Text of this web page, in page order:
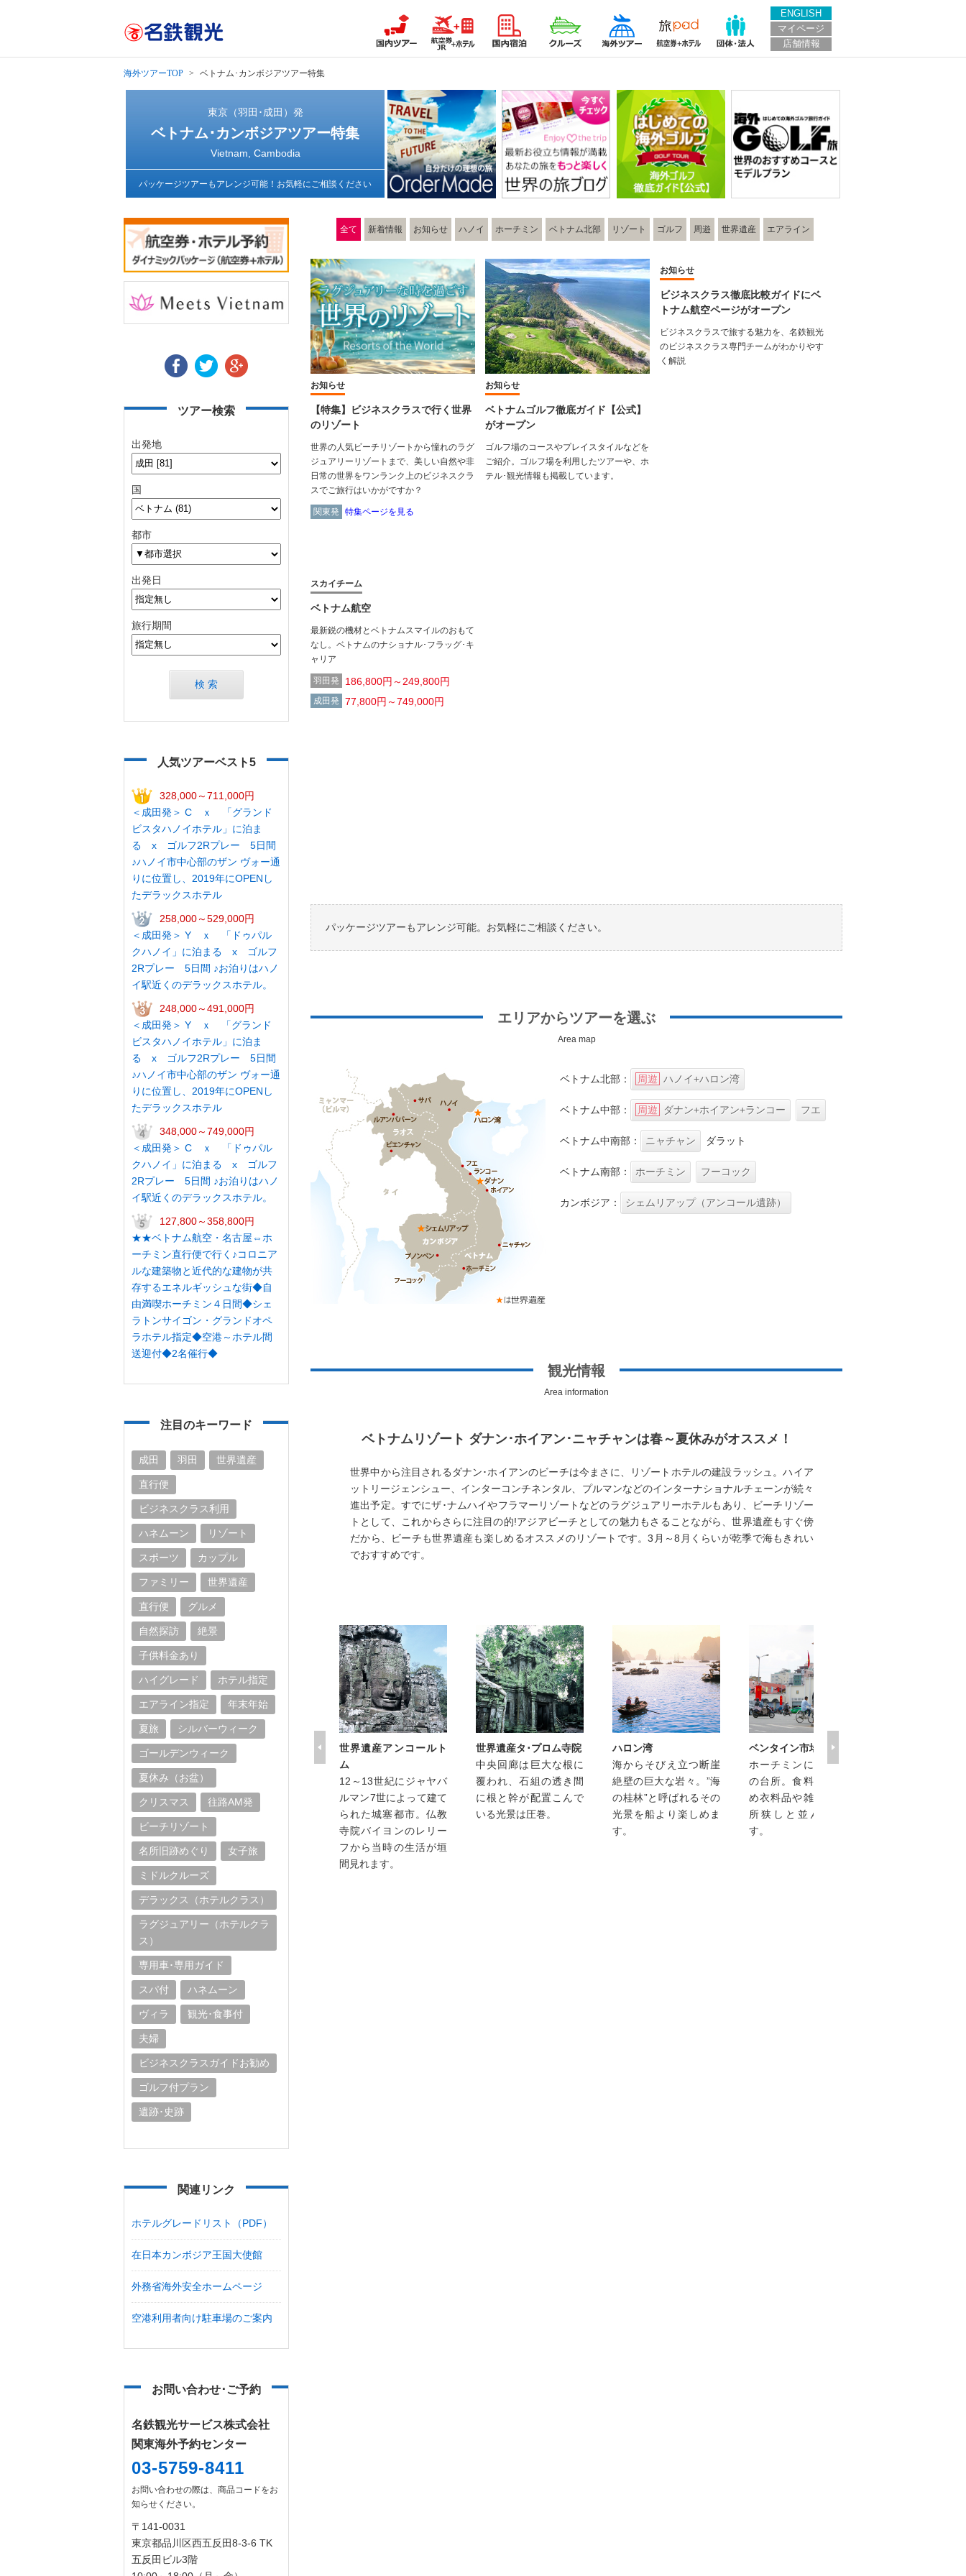
ENGLISH
マイページ
店舗情報
海外ツアーTOP ベトナム･カンボジアツアー特集
東京（羽田･成田）発
ベトナム･カンボジアツアー特集
Vietnam, Cambodia
パッケージツアーもアレンジ可能！お気軽にご相談ください
全て 新着情報 お知らせ ハノイ ホーチミン ベトナム北部 リゾート ゴルフ 周遊 世界遺産 エアライン
お知らせ
【特集】ビジネスクラスで行く世界
のリゾート
世界の人気ビーチリゾートから憧れのラグ
ジュアリーリゾートまで、美しい自然や非
日常の世界をワンランク上のビジネスクラ
スでご旅行はいかがですか？
関東発 特集ページを見る
お知らせ
ベトナムゴルフ徹底ガイド【公式】
がオープン
ゴルフ場のコースやプレイスタイルなどを
ご紹介。ゴルフ場を利用したツアーや、ホ
テル･観光情報も掲載しています。
お知らせ
ビジネスクラス徹底比較ガイドにベ
トナム航空ページがオープン
ビジネスクラスで旅する魅力を、名鉄観光
のビジネスクラス専門チームがわかりやす
く解説
スカイチーム
ベトナム航空
最新鋭の機材とベトナムスマイルのおもて
なし。ベトナムのナショナル･フラッグ･キ
ャリア
羽田発 186,800円～249,800円
成田発 77,800円～749,000円
パッケージツアーもアレンジ可能。お気軽にご相談ください。
エリアからツアーを選ぶ
Area map
ベトナム北部： 周遊 ハノイ+ハロン湾
ベトナム中部： 周遊 ダナン+ホイアン+ランコー フエ
ベトナム中南部： ニャチャン ダラット
ベトナム南部： ホーチミン フーコック
カンボジア： シェムリアップ（アンコール遺跡）
観光情報
Area information
ベトナムリゾート ダナン･ホイアン･ニャチャンは春～夏休みがオススメ！
世界中から注目されるダナン･ホイアンのビーチは今まさに、リゾートホテルの建設ラッシュ。ハイア
ットリージェンシュー、インターコンチネンタル、プルマンなどのインターナショナルチェーンが続々
進出予定。すでにザ･ナムハイやフラマーリゾートなどのラグジュアリーホテルもあり、ビーチリゾー
トとして、これからさらに注目の的!アジアビーチとしての魅力もさることながら、世界遺産もすぐ傍
だから、ビーチも世界遺産も楽しめるオススメのリゾートです。3月～8月くらいが乾季で海もきれい
でおすすめです。
月に1度、街中の家々が
電気を消し、提燈の明
かりだけが闇夜に浮か
ぶ幻想的な夜祭
世界遺産アンコールワ
ット
な建築技術や精巧なレ
リーフなどは、見る者
を魅了します。時間と
共に変わる表情にもう
っとり。
世界遺産アンコールト
ム
12～13世紀にジャヤバ
ルマン7世によって建て
られた城塞都市。仏教
寺院バイヨンのレリー
フから当時の生活が垣
間見れます。
世界遺産タ･プロム寺院
中央回廊は巨大な根に
覆われ、石組の透き間
に根と幹が配置こんで
いる光景は圧巻。
ハロン湾
海からそびえ立つ断崖
絶壁の巨大な岩々。”海
の桂林”と呼ばれるその
光景を船より楽しめま
す。
ベンタイン市場
ホーチミンに住む人々
の台所。食料品をはじ
め衣料品や雑貨などが
所狭しと並んでいま
す。
ツアー検索
出発地
国
都市
出発日
旅行期間
検 索
人気ツアーベスト5
328,000～711,000円
＜成田発＞ C ｘ 「グランド
ビスタハノイホテル」に泊ま
る x ゴルフ2Rプレー 5日間
♪ハノイ市中心部のザン ヴォー通
りに位置し、2019年にOPENし
たデラックスホテル
258,000～529,000円
＜成田発＞ Y ｘ 「ドゥパル
クハノイ」に泊まる x ゴルフ
2Rプレー 5日間 ♪お泊りはハノ
イ駅近くのデラックスホテル。
248,000～491,000円
＜成田発＞ Y ｘ 「グランド
ビスタハノイホテル」に泊ま
る x ゴルフ2Rプレー 5日間
♪ハノイ市中心部のザン ヴォー通
りに位置し、2019年にOPENし
たデラックスホテル
348,000～749,000円
＜成田発＞ C ｘ 「ドゥパル
クハノイ」に泊まる x ゴルフ
2Rプレー 5日間 ♪お泊りはハノ
イ駅近くのデラックスホテル。
127,800～358,800円
★★ベトナム航空・名古屋⇔ホ
ーチミン直行便で行く♪コロニア
ルな建築物と近代的な建物が共
存するエネルギッシュな街◆自
由満喫ホーチミン４日間◆シェ
ラトンサイゴン・グランドオペ
ラホテル指定◆空港～ホテル間
送迎付◆2名催行◆
注目のキーワード
成田 羽田 世界遺産
直行便
ビジネスクラス利用
ハネムーン リゾート
スポーツ カップル
ファミリー 世界遺産
直行便 グルメ
自然探訪 絶景
子供料金あり
ハイグレード ホテル指定
エアライン指定 年末年始
夏旅 シルバーウィーク
ゴールデンウィーク
夏休み（お盆）
クリスマス 往路AM発
ビーチリゾート
名所旧跡めぐり 女子旅
ミドルクルーズ
デラックス（ホテルクラス）
ラグジュアリー（ホテルクラ
ス）
専用車･専用ガイド
スパ付 ハネムーン
ヴィラ 観光･食事付
夫婦
ビジネスクラスガイドお勧め
ゴルフ付プラン
遺跡･史跡
関連リンク
ホテルグレードリスト（PDF）
在日本カンボジア王国大使館
外務省海外安全ホームページ
空港利用者向け駐車場のご案内
お問い合わせ･ご予約
名鉄観光サービス株式会社
関東海外予約センター
03-5759-8411
お問い合わせの際は、商品コードをお
知らせください。
〒141-0031
東京都品川区西五反田8-3-6 TK
五反田ビル3階